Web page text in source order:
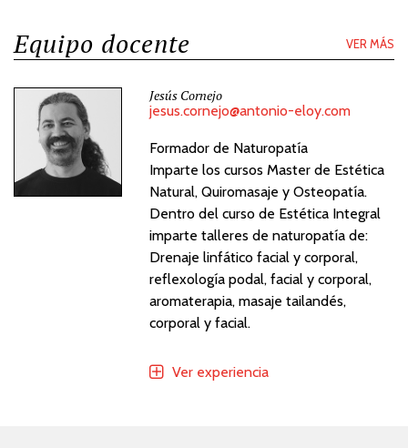
Equipo docente VER MÁS
Jesús Cornejo
jesus.cornejo@antonio-eloy.com
Formador de Naturopatía
Imparte los cursos Master de Estética
Natural, Quiromasaje y Osteopatía.
Dentro del curso de Estética Integral
imparte talleres de naturopatía de:
Drenaje linfático facial y corporal,
reflexología podal, facial y corporal,
aromaterapia, masaje tailandés,
corporal y facial.
Ver experiencia